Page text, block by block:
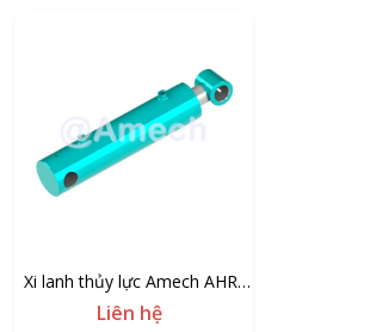
Xi lanh thủy lực Amech AHR-
2P-50/30
Liên hệ